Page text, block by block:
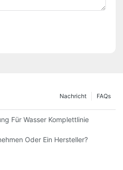
FAQs
Nachricht
Für Wasser Komplettlinie
Oder Ein Hersteller?